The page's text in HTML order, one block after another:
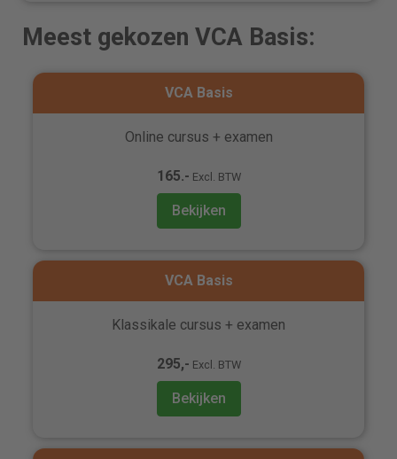
Meest gekozen VCA Basis:
VCA Basis
Online cursus + examen
165.- Excl. BTW
Bekijken
VCA Basis
Klassikale cursus + examen
295,- Excl. BTW
Bekijken